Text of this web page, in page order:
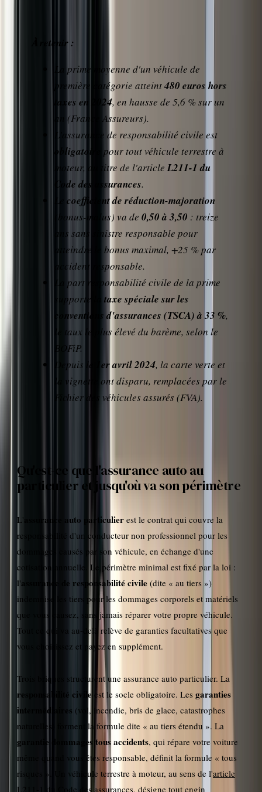
À retenir :
La prime moyenne d'un véhicule de
première catégorie atteint480 euros hors
taxes en 2024, en hausse de 5,6 % sur un
an (France Assureurs).
L'assurance de responsabilité civile est
obligatoire
pour tout véhicule terrestre à
moteur, au titre de l'articleL211-1 du
Code des assurances.
Le coefficient de réduction-majoration
(bonus-malus) va de 0,50 à 3,50 : treize
ans sans sinistre responsable pour
atteindre le bonus maximal, +25 % par
accident responsable.
La part responsabilité civile de la prime
supporte la taxe spéciale sur les
conventions d'assurances (TSCA) à 33 %,
le taux le plus élevé du barème, selon le
BOFiP.
Depuis le
1er avril 2024, la carte verte et
la vignette ont disparu, remplacées par le
Fichier des véhicules assurés (FVA).
Qu'est-ce que l'assurance auto au
particulier et jusqu'où va son périmètre
L' assurance auto particulier est le contrat qui couvre la
responsabilité d'un conducteur non professionnel pour les
dommages causés par son véhicule, en échange d'une
cotisation annuelle. Le périmètre minimal est fixé par la loi :
l'assurance de responsabilité civile (dite « au tiers »)
indemnise les tiers pour les dommages corporels et matériels
que vous causez, sans jamais réparer votre propre véhicule.
Tout ce qui va au-delà relève de garanties facultatives que
vous choisissez et payez en supplément.
Trois briques structurent une assurance auto particulier. La
responsabilité civile est le socle obligatoire. Les garanties
intermédiaires (vol, incendie, bris de glace, catastrophes
naturelles) forment la formule dite « au tiers étendu ». La
garantie dommages tous accidents, qui répare votre voiture
même quand vous êtes responsable, définit la formule « tous
risques ». Un véhicule terrestre à moteur, au sens de l'article
L211-1 du Code des assurances, désigne tout engin